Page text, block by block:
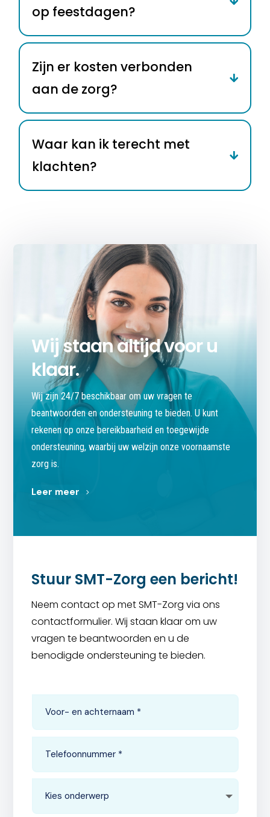
op feestdagen?
Zijn er kosten verbonden
aan de zorg?
Waar kan ik terecht met
klachten?
Wij staan altijd voor u
klaar.
Wij zijn 24/7 beschikbaar om uw vragen te
beantwoorden en ondersteuning te bieden.U kunt
rekenen op onze bereikbaarheid en toegewijde
ondersteuning, waarbij uw welzijn onze voornaamste
zorg is.
Leer meer
Stuur SMT-Zorg een bericht!
Neem contact op met SMT-Zorg via ons
contactformulier. Wij staan klaar om uw
vragen te beantwoorden en u de
benodigde ondersteuning te bieden.